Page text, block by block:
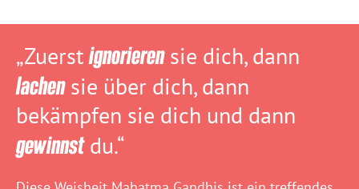
„Zuerstignorierensie dich, dann
lachensie über dich, dann
bekämpfen sie dich und dann
gewinnstdu.“